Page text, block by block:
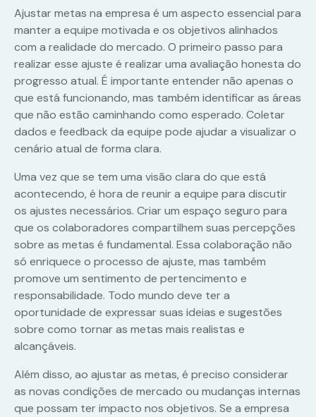
Ajustar metas na empresa é um aspecto essencial para
manter a equipe motivada e os objetivos alinhados
com a realidade do mercado. O primeiro passo para
realizar esse ajuste é realizar uma avaliação honesta do
progresso atual. É importante entender não apenas o
que está funcionando, mas também identificar as áreas
que não estão caminhando como esperado. Coletar
dados e feedback da equipe pode ajudar a visualizar o
cenário atual de forma clara.
Uma vez que se tem uma visão clara do que está
acontecendo, é hora de reunir a equipe para discutir
os ajustes necessários. Criar um espaço seguro para
que os colaboradores compartilhem suas percepções
sobre as metas é fundamental. Essa colaboração não
só enriquece o processo de ajuste, mas também
promove um sentimento de pertencimento e
responsabilidade. Todo mundo deve ter a
oportunidade de expressar suas ideias e sugestões
sobre como tornar as metas mais realistas e
alcançáveis.
Além disso, ao ajustar as metas, é preciso considerar
as novas condições de mercado ou mudanças internas
que possam ter impacto nos objetivos. Se a empresa